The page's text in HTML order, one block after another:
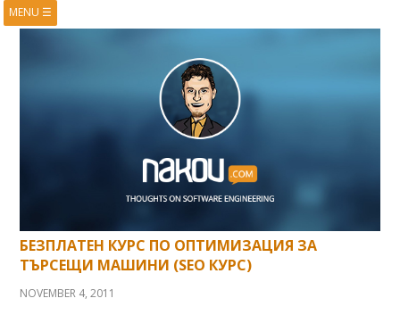
MENU ☰
БЕЗПЛАТЕН КУРС ПО ОПТИМИЗАЦИЯ ЗА
ТЪРСЕЩИ МАШИНИ (SEO КУРС)
NOVEMBER 4, 2011